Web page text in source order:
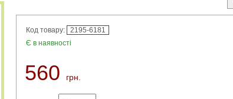
Код товару:
2195-6181
Є в наявності
560 грн.